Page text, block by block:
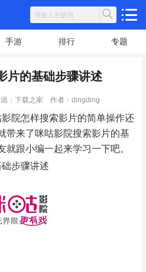
手游 排行 专题
片的基础步骤讲述
：下载之家 作者：dingding
院怎样搜索影片的简单操作还
带来了咪咕影院搜索影片的基
跟小编一起来学习一下吧。
步骤讲述